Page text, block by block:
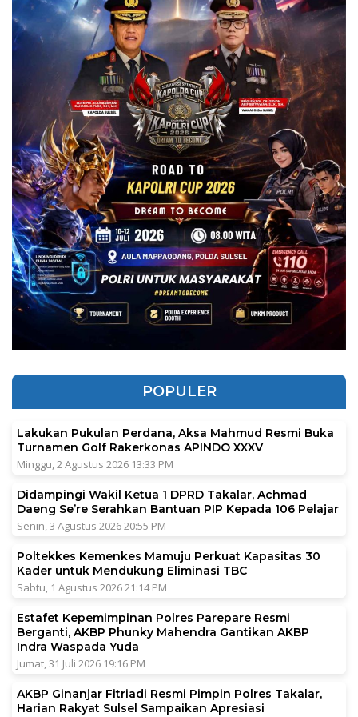
POPULER
Lakukan Pukulan Perdana, Aksa Mahmud Resmi Buka
Turnamen Golf Rakerkonas APINDO XXXV
Minggu, 2 Agustus 2026 13:33 PM
Didampingi Wakil Ketua 1 DPRD Takalar, Achmad
Daeng Se’re Serahkan Bantuan PIP Kepada 106 Pelajar
Senin, 3 Agustus 2026 20:55 PM
Poltekkes Kemenkes Mamuju Perkuat Kapasitas 30
Kader untuk Mendukung Eliminasi TBC
Sabtu, 1 Agustus 2026 21:14 PM
Estafet Kepemimpinan Polres Parepare Resmi
Berganti, AKBP Phunky Mahendra Gantikan AKBP
Indra Waspada Yuda
Jumat, 31 Juli 2026 19:16 PM
AKBP Ginanjar Fitriadi Resmi Pimpin Polres Takalar,
Harian Rakyat Sulsel Sampaikan Apresiasi